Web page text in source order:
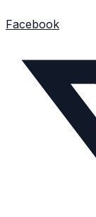
Facebook